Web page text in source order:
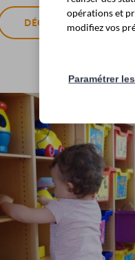
DÉCOUVRIR LE
opérations et
modifiez vos
Paramétrer